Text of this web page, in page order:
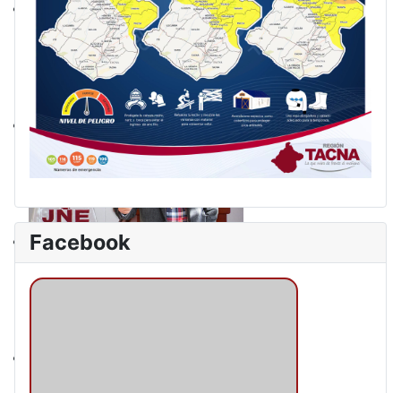
Facebook